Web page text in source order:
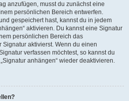
anzufügen, musst du zunächst eine
persönlichen Bereich entwerfen.
gespeichert hast, kannst du in jedem
aktivieren. Du kannst eine Signatur
persönlichen Bereich das
aktivierst. Wenn du einen
verfassen möchtest, so kannst du
anhängen“ wieder deaktivieren.